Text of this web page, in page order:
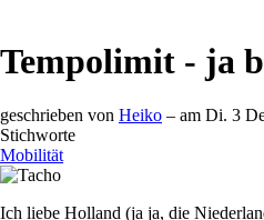
Tempolimit - ja
geschrieben von Heiko – am Di. 3
Stichworte
Mobilität
Ich liebe Holland (ja ja, die